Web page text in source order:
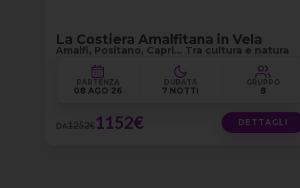
La Costiera Amalfitana in Vela
Amalfi, Positano, Capri… Tra cultura e natura
PARTENZA
08 AGO 26
DURATA
7 NOTTI
GRUPPO
8
DA1252€1152€ DETTAGLI